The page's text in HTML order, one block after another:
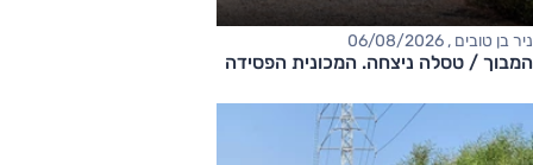
ניר בן טובים , 06/08/2026
המבוך / טסלה ניצחה. המכונית הפסידה